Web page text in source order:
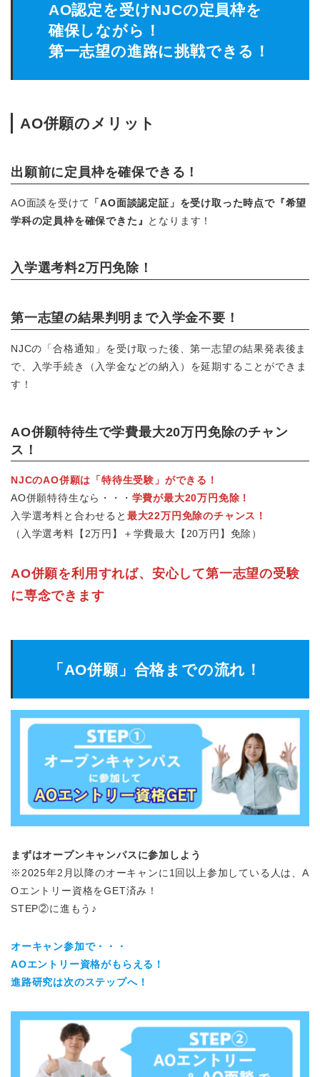
AO認定を受けNJCの定員枠を
確保しながら！
第一志望の進路に挑戦できる！
AO併願のメリット
出願前に定員枠を確保できる！
AO面談を受けて 「AO面談認定証」を受け取った時点で『希望
学科の定員枠を確保できた』 となります！
入学選考料2万円免除！
第一志望の結果判明まで入学金不要！
NJCの「合格通知」を受け取った後、第一志望の結果発表後ま
で、入学手続き（入学金などの納入）を延期することができま
す！
AO併願特待生で学費最大20万円免除のチャン
ス！
NJCのAO併願は「特待生受験」ができる！
AO併願特待生なら・・・ 学費が最大20万円免除！
入学選考料と合わせると 最大22万円免除のチャンス！
（入学選考料【2万円】＋学費最大【20万円】免除）
AO併願を利用すれば、安心して第一志望の受験
に専念できます
「AO併願」合格までの流れ！
まずはオープンキャンパスに参加しよう
※2025年2月以降のオーキャンに1回以上参加している人は、A
Oエントリー資格をGET済み！
STEP②に進もう♪
オーキャン参加で・・・
AOエントリー資格がもらえる！
進路研究は次のステップへ！